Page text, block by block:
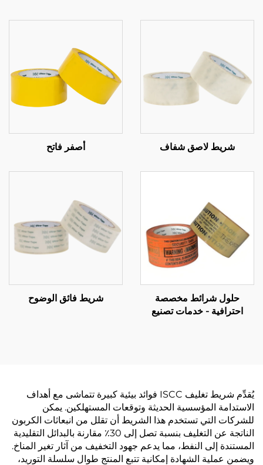
شريط لاصق شفاف أصفر فاتح
حلول شرائط مخصصة
احترافية - خدمات تصنيع
شريط فائق الوضوح
يُقدِّم شريط تغليف ISCC فوائد بيئية كبيرة تتماشى مع أهداف
الاستدامة المؤسسية الحديثة وتوقعات المستهلكين. يمكن
للشركات التي تستخدم هذا الشريط أن تقلل من انبعاثات الكربون
الناتجة عن التغليف بنسبة تصل إلى 30٪ مقارنة بالبدائل التقليدية
المستندة إلى النفط، مما يدعم جهود التخفيف من آثار تغير المناخ.
ويضمن عملية الشهادة إمكانية تتبع المنتج طوال سلسلة التوريد،